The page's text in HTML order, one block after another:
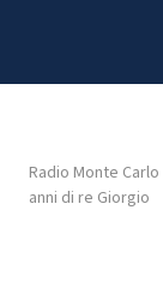
HOME
Radio Monte Carlo
anni di re Giorgio